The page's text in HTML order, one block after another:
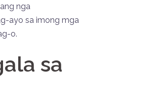
nga
ayo sa imong mga
o.
sa